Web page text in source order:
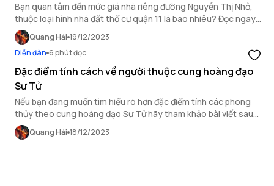
Bạn quan tâm đến mức giá nhà riêng đường Nguyễn Thị Nhỏ,
thuộc loại hình nhà đất thổ cư quận 11 là bao nhiêu? Đọc ngay
bài viết sau và cùng tìm hiểu nhé!
Quang Hải 19/12/2023
Diễn đàn 6 phút đọc
Đặc điểm tính cách về người thuộc cung hoàng đạo
Sư Tử
Nếu bạn đang muốn tìm hiểu rõ hơn đặc điểm tính các phong
thủy theo cung hoàng đạo Sư Tử hãy tham khảo bài viết sau
của OneHousing.
Quang Hải 18/12/2023